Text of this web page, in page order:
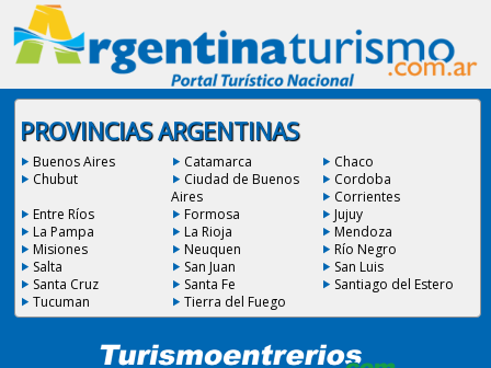
PROVINCIAS ARGENTINAS
Buenos Aires Catamarca
Chaco
Chubut
Ciudad de Buenos
Aires
Cordoba
Corrientes
Entre Ríos
Formosa
Jujuy
La Pampa
La Rioja
Mendoza
Misiones
Neuquen
Río Negro
Salta
San Juan
San Luis
Santa Cruz
Santa Fe
Santiago del Estero
Tucuman
Tierra del Fuego